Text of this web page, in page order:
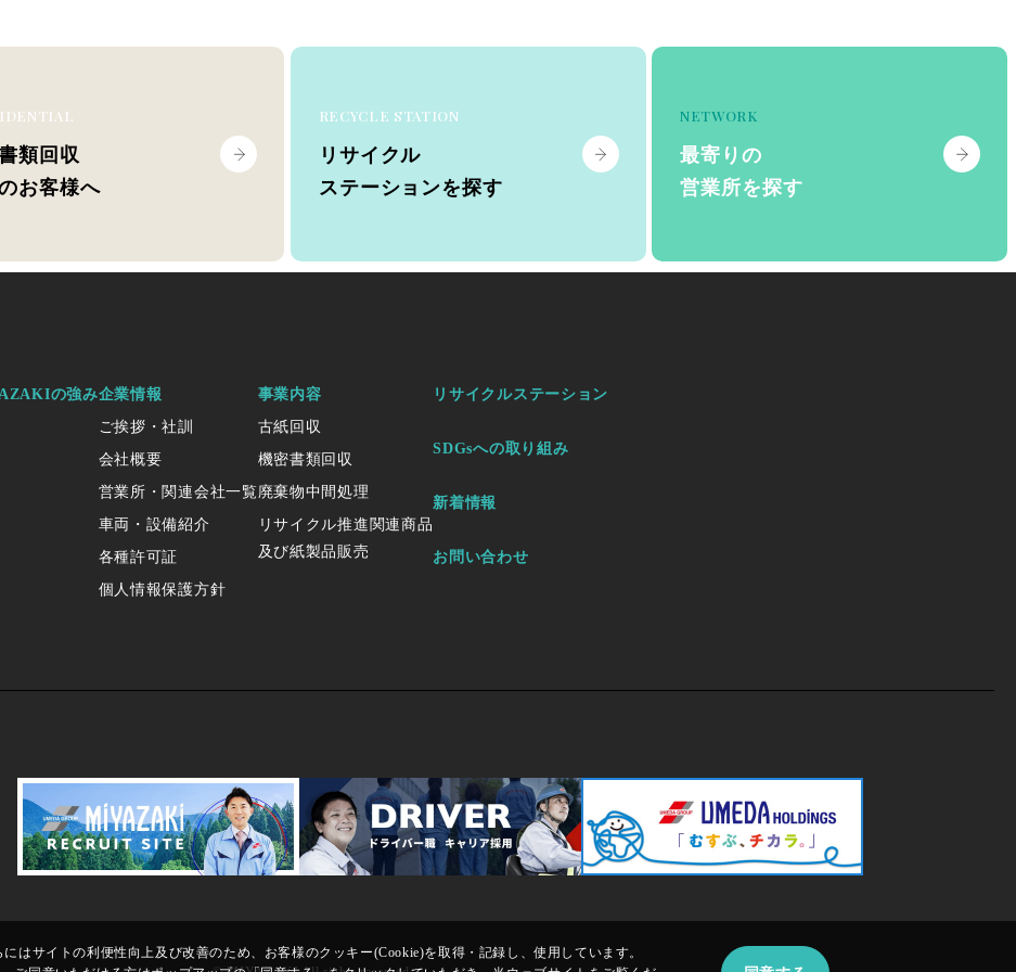
類回収
お客様へ
RECYCLE STATION
リサイクル
ステーションを探す
NETWORK
最寄りの
営業所を探す
の強み企業情報
ご挨拶・社訓
会社概要
営業所・関連会社一覧
車両・設備紹介
各種許可証
個人情報保護方針
事業内容
古紙回収
機密書類回収
廃棄物中間処理
リサイクル推進関連商品
及び紙製品販売
リサイクルステーション
SDGsへの取り組み
新着情報
お問い合わせ
はサイトの利便性向上及び改善のため、お客様のクッキー(Cookie)を取得・記録し、使用しています。